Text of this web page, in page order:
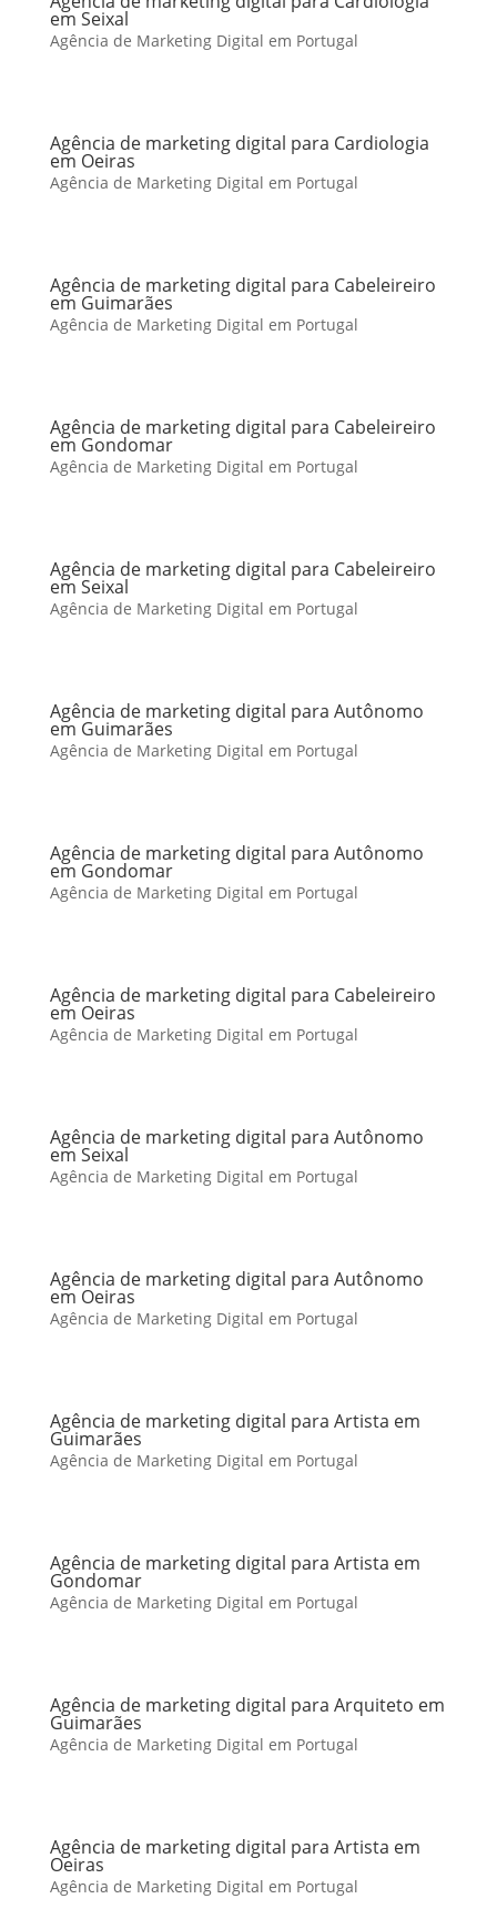
em Seixal
Agência de Marketing Digital em Portugal
Agência de marketing digital para Cardiologia
em Oeiras
Agência de Marketing Digital em Portugal
Agência de marketing digital para Cabeleireiro
em Guimarães
Agência de Marketing Digital em Portugal
Agência de marketing digital para Cabeleireiro
em Gondomar
Agência de Marketing Digital em Portugal
Agência de marketing digital para Cabeleireiro
em Seixal
Agência de Marketing Digital em Portugal
Agência de marketing digital para Autônomo
em Guimarães
Agência de Marketing Digital em Portugal
Agência de marketing digital para Autônomo
em Gondomar
Agência de Marketing Digital em Portugal
Agência de marketing digital para Cabeleireiro
em Oeiras
Agência de Marketing Digital em Portugal
Agência de marketing digital para Autônomo
em Seixal
Agência de Marketing Digital em Portugal
Agência de marketing digital para Autônomo
em Oeiras
Agência de Marketing Digital em Portugal
Agência de marketing digital para Artista em
Guimarães
Agência de Marketing Digital em Portugal
Agência de marketing digital para Artista em
Gondomar
Agência de Marketing Digital em Portugal
Agência de marketing digital para Arquiteto em
Guimarães
Agência de Marketing Digital em Portugal
Agência de marketing digital para Artista em
Oeiras
Agência de Marketing Digital em Portugal